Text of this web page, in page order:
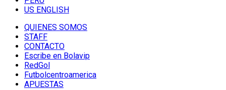
US ENGLISH
QUIENES SOMOS
STAFF
CONTACTO
Escribe en Bolavip
RedGol
Futbolcentroamerica
APUESTAS